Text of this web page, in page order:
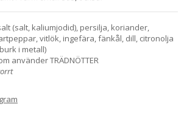
(salt, kaliumjodid), persilja, koriander,
vitlök, ingefära, fänkål, dill, citronolja
i metall)
använder TRÄDNÖTTER